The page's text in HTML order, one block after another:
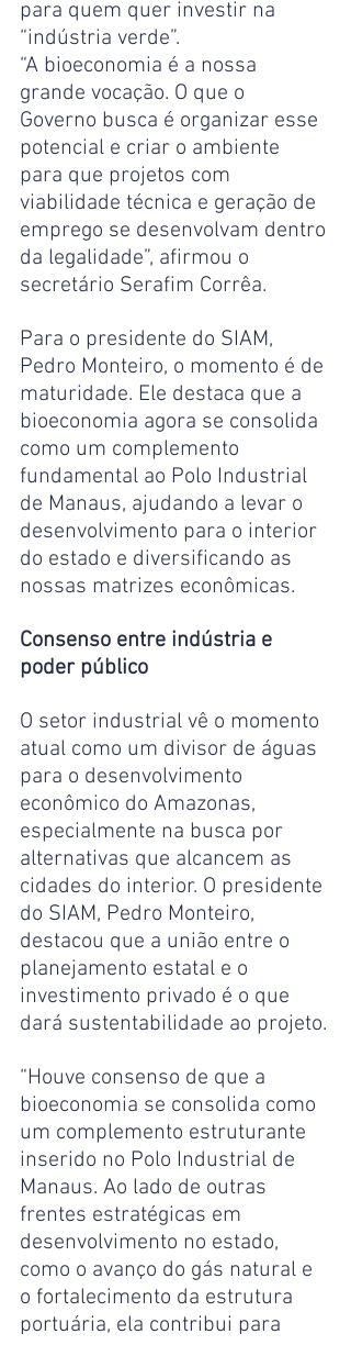
para quem quer investir na
“indústria verde”.
“A bioeconomia é a nossa
grande vocação. O que o
Governo busca é organizar esse
potencial e criar o ambiente
para que projetos com
viabilidade técnica e geração de
emprego se desenvolvam dentro
da legalidade”, afirmou o
secretário Serafim Corrêa.
Para o presidente do SIAM,
Pedro Monteiro, o momento é de
maturidade. Ele destaca que a
bioeconomia agora se consolida
como um complemento
fundamental ao Polo Industrial
de Manaus, ajudando a levar o
desenvolvimento para o interior
do estado e diversificando as
nossas matrizes econômicas.
Consenso entre indústria e
poder público
O setor industrial vê o momento
atual como um divisor de águas
para o desenvolvimento
econômico do Amazonas,
especialmente na busca por
alternativas que alcancem as
cidades do interior. O presidente
do SIAM, Pedro Monteiro,
destacou que a união entre o
planejamento estatal e o
investimento privado é o que
dará sustentabilidade ao projeto.
“Houve consenso de que a
bioeconomia se consolida como
um complemento estruturante
inserido no Polo Industrial de
Manaus. Ao lado de outras
frentes estratégicas em
desenvolvimento no estado,
como o avanço do gás natural e
o fortalecimento da estrutura
portuária, ela contribui para